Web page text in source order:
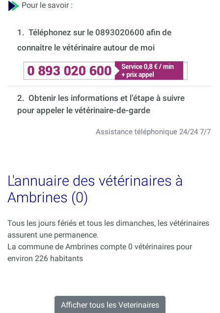
Pour le savoir :
1. Téléphonez sur le 0893020600 afin de
connaitre le vétérinaire autour de moi
2. Obtenir les informations et l’étape à suivre
pour appeler le vétérinaire-de-garde
Assistance téléphonique 24/24 7/7
L'annuaire des vétérinaires à
Ambrines (0)
Tous les jours fériés et tous les dimanches, les vétérinaires
assurent une permanence.
La commune de Ambrines compte 0 vétérinaires pour
environ 226 habitants
Afficher tous les Veterinaires